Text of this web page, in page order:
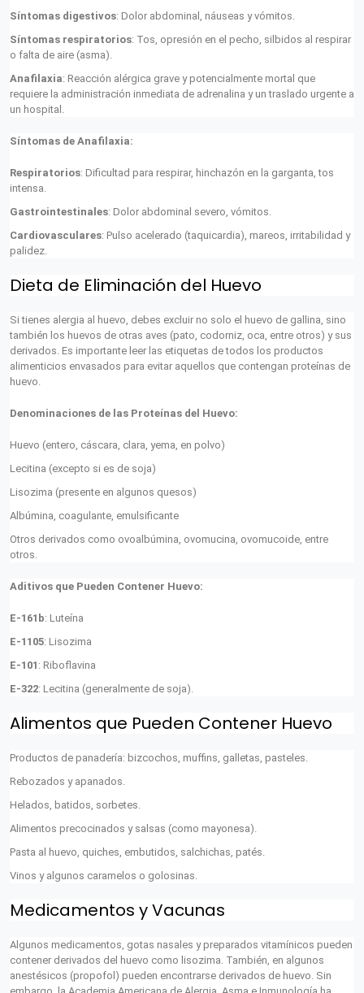
Síntomas digestivos: Dolor abdominal, náuseas y vómitos.
Síntomas respiratorios: Tos, opresión en el pecho, silbidos al respirar
o falta de aire (asma).
Anafilaxia: Reacción alérgica grave y potencialmente mortal que
requiere la administración inmediata de adrenalina y un traslado urgente a
un hospital.
Síntomas de Anafilaxia:
Respiratorios: Dificultad para respirar, hinchazón en la garganta, tos
intensa.
Gastrointestinales: Dolor abdominal severo, vómitos.
Cardiovasculares: Pulso acelerado (taquicardia), mareos, irritabilidad y
palidez.
Dieta de Eliminación del Huevo
Si tienes alergia al huevo, debes excluir no solo el huevo de gallina, sino
también los huevos de otras aves (pato, codorniz, oca, entre otros) y sus
derivados. Es importante leer las etiquetas de todos los productos
alimenticios envasados para evitar aquellos que contengan proteínas de
huevo.
Denominaciones de las Proteínas del Huevo:
Huevo (entero, cáscara, clara, yema, en polvo)
Lecitina (excepto si es de soja)
Lisozima (presente en algunos quesos)
Albúmina, coagulante, emulsificante
Otros derivados como ovoalbúmina, ovomucina, ovomucoide, entre
otros.
Aditivos que Pueden Contener Huevo:
E-161b: Luteína
E-1105: Lisozima
E-101 : Riboflavina
E-322: Lecitina (generalmente de soja).
Alimentos que Pueden Contener Huevo
Productos de panadería: bizcochos, muffins, galletas, pasteles.
Rebozados y apanados.
Helados, batidos, sorbetes.
Alimentos precocinados y salsas (como mayonesa).
Pasta al huevo, quiches, embutidos, salchichas, patés.
Vinos y algunos caramelos o golosinas.
Medicamentos y Vacunas
Algunos medicamentos, gotas nasales y preparados vitamínicos pueden
contener derivados del huevo como lisozima. También, en algunos
anestésicos (propofol) pueden encontrarse derivados de huevo. Sin
embargo, la Academia Americana de Alergia, Asma e Inmunología ha